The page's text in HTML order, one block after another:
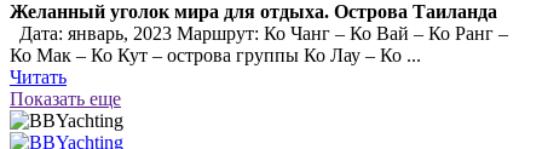
Желанный уголок мира для отдыха. Острова Таиланда
Дата: январь, 2023 Маршрут: Ко Чанг – Ко Вай – Ко Ранг –
Ко Мак – Ко Кут – острова группы Ко Лау – Ко ...
Читать
Показать еще